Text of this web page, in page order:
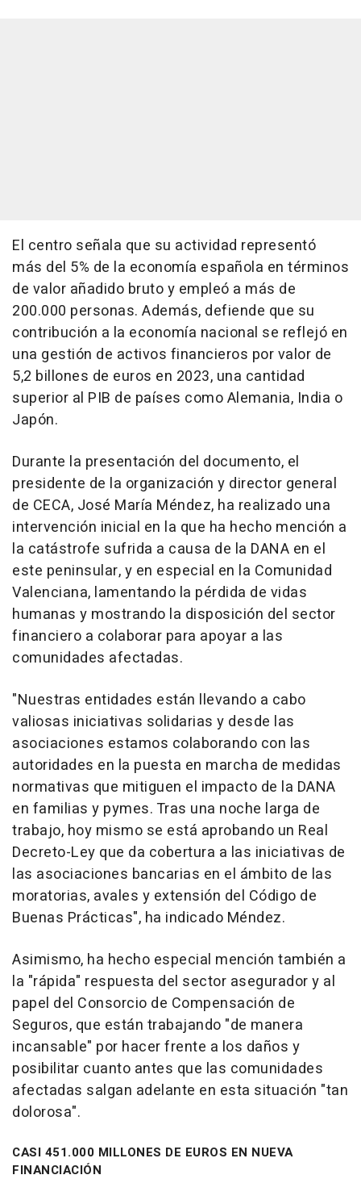
El centro señala que su actividad representó
más del 5% de la economía española en términos
de valor añadido bruto y empleó a más de
200.000 personas. Además, defiende que su
contribución a la economía nacional se reflejó en
una gestión de activos financieros por valor de
5,2 billones de euros en 2023, una cantidad
superior al PIB de países como Alemania, India o
Japón.
Durante la presentación del documento, el
presidente de la organización y director general
de CECA, José María Méndez, ha realizado una
intervención inicial en la que ha hecho mención a
la catástrofe sufrida a causa de la DANA en el
este peninsular, y en especial en la Comunidad
Valenciana, lamentando la pérdida de vidas
humanas y mostrando la disposición del sector
financiero a colaborar para apoyar a las
comunidades afectadas.
"Nuestras entidades están llevando a cabo
valiosas iniciativas solidarias y desde las
asociaciones estamos colaborando con las
autoridades en la puesta en marcha de medidas
normativas que mitiguen el impacto de la DANA
en familias y pymes. Tras una noche larga de
trabajo, hoy mismo se está aprobando un Real
Decreto-Ley que da cobertura a las iniciativas de
las asociaciones bancarias en el ámbito de las
moratorias, avales y extensión del Código de
Buenas Prácticas", ha indicado Méndez.
Asimismo, ha hecho especial mención también a
la "rápida" respuesta del sector asegurador y al
papel del Consorcio de Compensación de
Seguros, que están trabajando "de manera
incansable" por hacer frente a los daños y
posibilitar cuanto antes que las comunidades
afectadas salgan adelante en esta situación "tan
dolorosa".
CASI 451.000 MILLONES DE EUROS EN NUEVA
FINANCIACIÓN